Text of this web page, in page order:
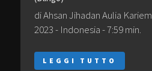
di Ahsan Jihadan Aulia Kariem
2023 - Indonesia - 7:59 min.
LEGGI TUTTO